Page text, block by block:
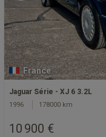
France
Jaguar Série - XJ 6 3.2L
1996 178000 km
10 900 €